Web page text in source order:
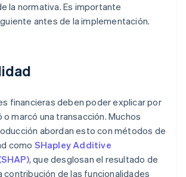
la normativa. Es importante
antes de la implementación.
financieras deben poder explicar por
marcó una transacción. Muchos
abordan esto con métodos de
como SHapley Additive
, que desglosan el resultado de
contribución de las funcionalidades